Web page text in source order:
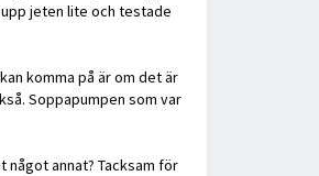
jeten lite och testade
komma på är om det är
Soppapumpen som var
annat? Tacksam för